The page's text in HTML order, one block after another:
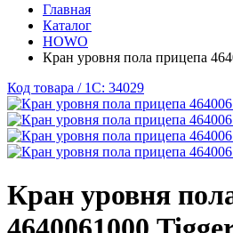
Главная
Каталог
HOWO
Кран уровня пола прицепа
Код товара / 1C: 34029
Кран уровня